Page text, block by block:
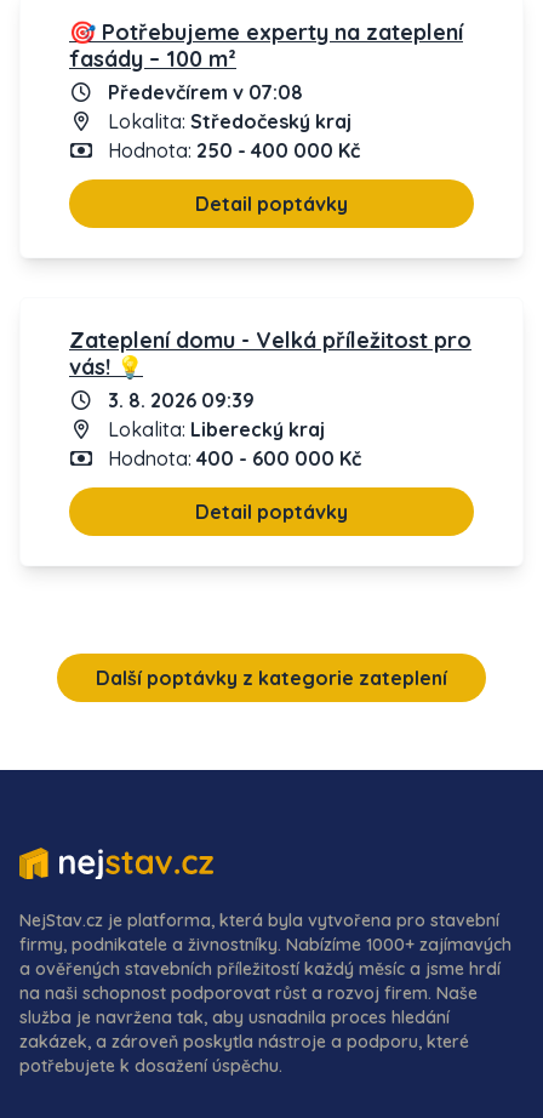
🎯 Potřebujeme experty na zateplení
fasády – 100 m²
Předevčírem v 07:08
Lokalita: Středočeský kraj
Hodnota: 250 - 400 000 Kč
Detail poptávky
Zateplení domu - Velká příležitost pro
vás! 💡
3. 8. 2026 09:39
Lokalita: Liberecký kraj
Hodnota: 400 - 600 000 Kč
Detail poptávky
Další poptávky z kategorie zateplení
NejStav.cz je platforma, která byla vytvořena pro stavební
firmy, podnikatele a živnostníky. Nabízíme 1000+ zajímavých
a ověřených stavebních příležitostí každý měsíc a jsme hrdí
na naši schopnost podporovat růst a rozvoj firem. Naše
služba je navržena tak, aby usnadnila proces hledání
zakázek, a zároveň poskytla nástroje a podporu, které
potřebujete k dosažení úspěchu.